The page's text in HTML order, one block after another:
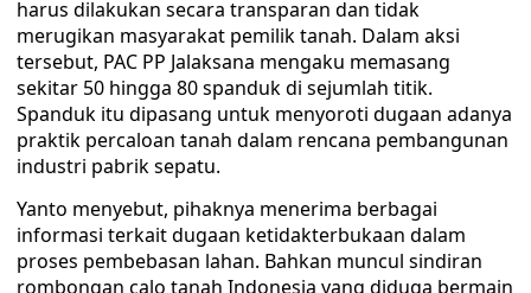
harus dilakukan secara transparan dan tidak
merugikan masyarakat pemilik tanah. Dalam aksi
tersebut, PAC PP Jalaksana mengaku memasang
sekitar 50 hingga 80 spanduk di sejumlah titik.
Spanduk itu dipasang untuk menyoroti dugaan adanya
praktik percaloan tanah dalam rencana pembangunan
industri pabrik sepatu.
Yanto menyebut, pihaknya menerima berbagai
informasi terkait dugaan ketidakterbukaan dalam
proses pembebasan lahan. Bahkan muncul sindiran
rombongan calo tanah Indonesia yang diduga bermain